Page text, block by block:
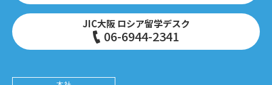
JIC大阪 ロシア留学デスク
06-6944-2341